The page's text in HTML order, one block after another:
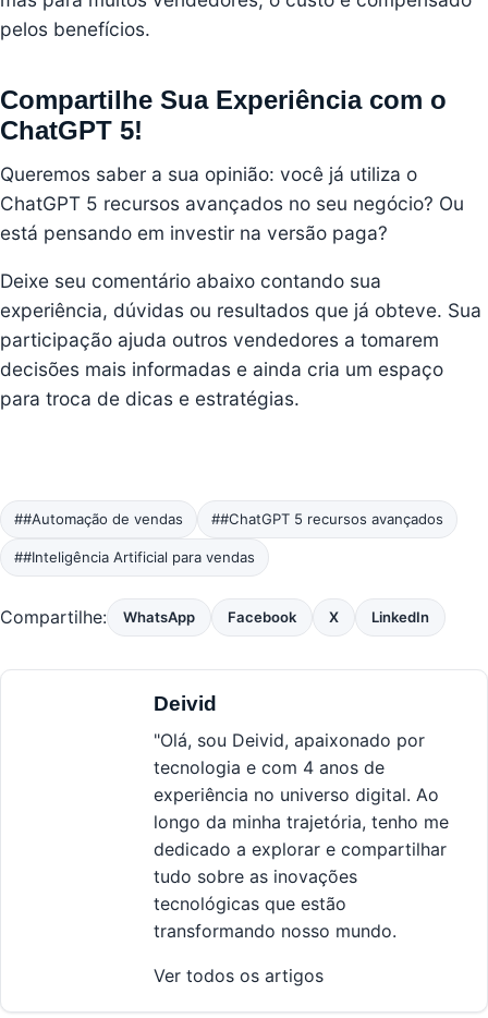
pelos benefícios.
Compartilhe Sua Experiência com o
ChatGPT 5!
Queremos saber a sua opinião: você já utiliza o
ChatGPT 5 recursos avançados no seu negócio? Ou
está pensando em investir na versão paga?
Deixe seu comentário abaixo contando sua
experiência, dúvidas ou resultados que já obteve. Sua
participação ajuda outros vendedores a tomarem
decisões mais informadas e ainda cria um espaço
para troca de dicas e estratégias.
##Automação de vendas ##ChatGPT 5 recursos avançados
##Inteligência Artificial para vendas
Compartilhe: WhatsApp Facebook X LinkedIn
Deivid
"Olá, sou Deivid, apaixonado por
tecnologia e com 4 anos de
experiência no universo digital. Ao
longo da minha trajetória, tenho me
dedicado a explorar e compartilhar
tudo sobre as inovações
tecnológicas que estão
transformando nosso mundo.
Ver todos os artigos